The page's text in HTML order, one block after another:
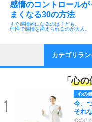
感情のコントロールが
まくなる30の方法
すぐ感情的になるのは子ども。
理性で感情を抑えられるのが大人。
カテゴリラ
「心の
1
心の
今、
それ
心の汚